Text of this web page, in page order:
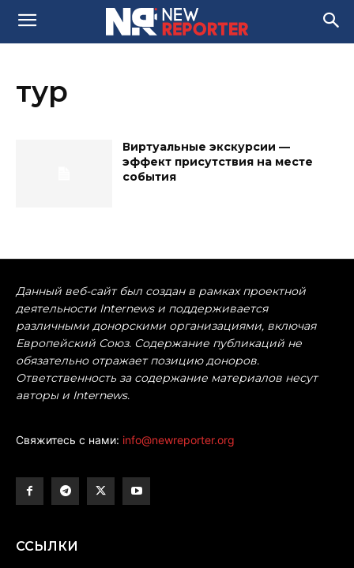
тур
Виртуальные экскурсии —
эффект присутствия на месте
события
Данный веб-сайт был создан в рамках проектной
деятельности Internews и поддерживается
различными донорскими организациями, включая
Европейский Союз. Содержание публикаций не
обязательно отражает позицию доноров.
Ответственность за содержание материалов несут
авторы и Internews.
Свяжитесь с нами: info@newreporter.org
ССЫЛКИ